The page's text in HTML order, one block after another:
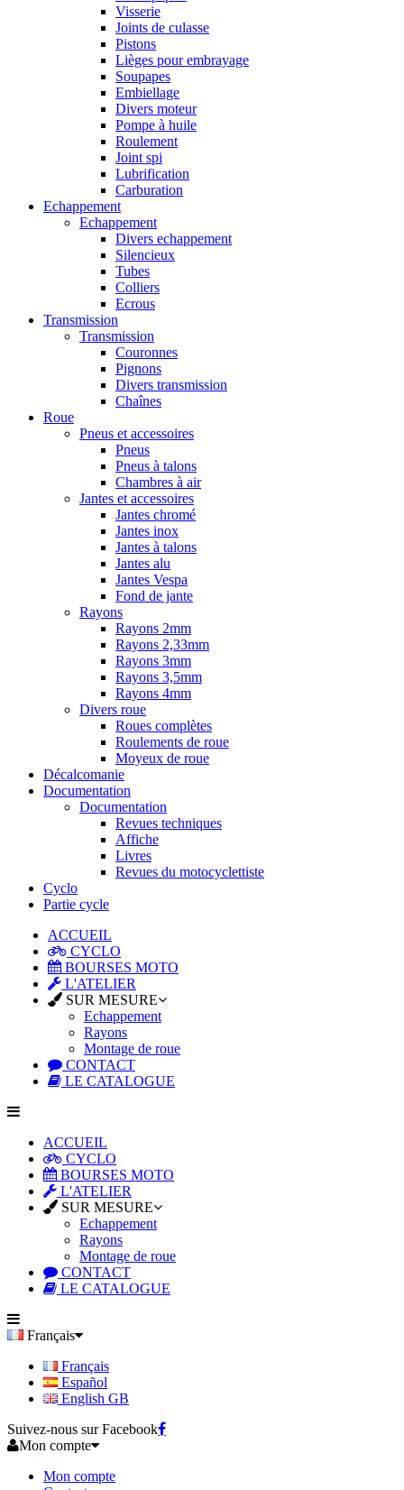
Visserie
Joints de culasse
Pistons
Lièges pour embrayage
Soupapes
Embiellage
Divers moteur
Pompe à huile
Roulement
Joint spi
Lubrification
Carburation
Echappement
Echappement
Divers echappement
Silencieux
Tubes
Colliers
Ecrous
Transmission
Transmission
Couronnes
Pignons
Divers transmission
Chaînes
Roue
Pneus et accessoires
Pneus
Pneus à talons
Chambres à air
Jantes et accessoires
Jantes chromé
Jantes inox
Jantes à talons
Jantes alu
Jantes Vespa
Fond de jante
Rayons
Rayons 2mm
Rayons 2,33mm
Rayons 3mm
Rayons 3,5mm
Rayons 4mm
Divers roue
Roues complètes
Roulements de roue
Moyeux de roue
Décalcomanie
Documentation
Documentation
Revues techniques
Affiche
Livres
Revues du motocyclettiste
Cyclo
Partie cycle
ACCUEIL
CYCLO
BOURSES MOTO
L'ATELIER
SUR MESURE
Echappement
Rayons
Montage de roue
CONTACT
LE CATALOGUE
ACCUEIL
CYCLO
BOURSES MOTO
L'ATELIER
SUR MESURE
Echappement
Rayons
Montage de roue
CONTACT
LE CATALOGUE
Français
Français
Español
English GB
Suivez-nous sur Facebook
Mon compte
Mon compte